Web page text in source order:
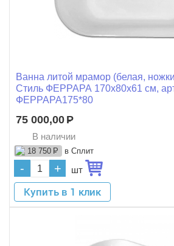
Ванна литой мрамор (белая,
Стиль ФЕРРАРА 170x80x61 см,
ФЕРРАРА175*80
75 000,00 Р
В наличии
18 750 Р в Сплит
- + шт
Купить в 1 клик